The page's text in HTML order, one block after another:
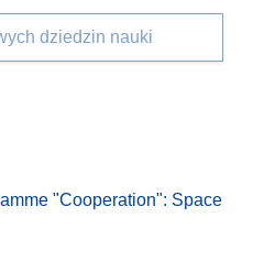
dziedzin nauki
"Cooperation": Space